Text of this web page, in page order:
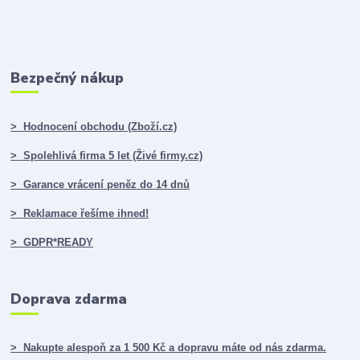
Bezpečný nákup
> Hodnocení obchodu (Zboží.cz)
> Spolehlivá firma 5 let (Živé firmy.cz)
> Garance vrácení peněz do 14 dnů
> Reklamace řešíme ihned!
> GDPR*READY
Doprava zdarma
> Nakupte alespoň za 1 500 Kč a dopravu máte od nás zdarma.